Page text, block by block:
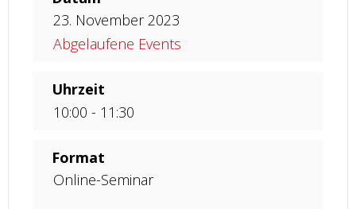
23. November 2023
Abgelaufene Events
Uhrzeit
10:00 - 11:30
Format
Online-Seminar